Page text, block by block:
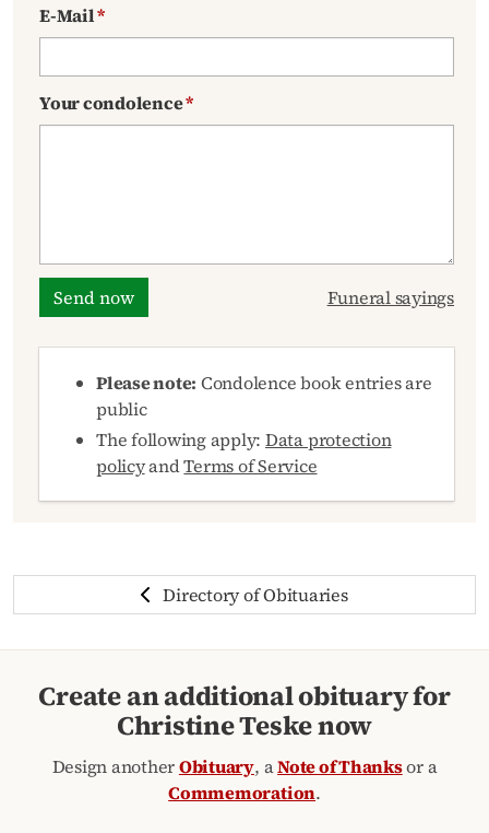
E-Mail*
Your condolence*
Send now Funeral sayings
Please note: Condolence book entries are
public
The following apply: Data protection
policyandTerms of Service
Directory of Obituaries
Create an additional obituary for
Christine Teske now
Design anotherObituary, aNote of Thanksor a
Commemoration.